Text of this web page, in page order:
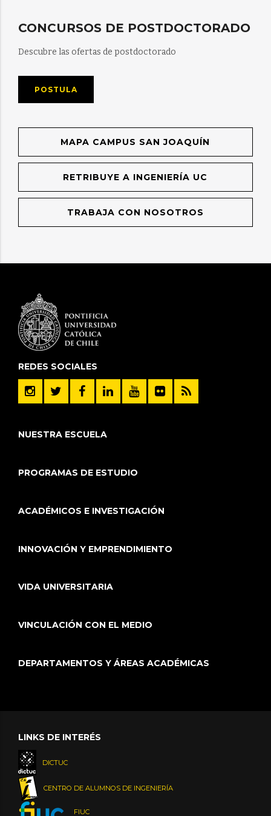
CONCURSOS DE POSTDOCTORADO
Descubre las ofertas de postdoctorado
POSTULA
MAPA CAMPUS SAN JOAQUÍN
RETRIBUYE A INGENIERÍA UC
TRABAJA CON NOSOTROS
REDES SOCIALES
NUESTRA ESCUELA
PROGRAMAS DE ESTUDIO
ACADÉMICOS E INVESTIGACIÓN
INNOVACIÓN Y EMPRENDIMIENTO
VIDA UNIVERSITARIA
VINCULACIÓN CON EL MEDIO
DEPARTAMENTOS Y ÁREAS ACADÉMICAS
LINKS DE INTERÉS
DICTUC
CENTRO DE ALUMNOS DE INGENIERÍA
FIUC